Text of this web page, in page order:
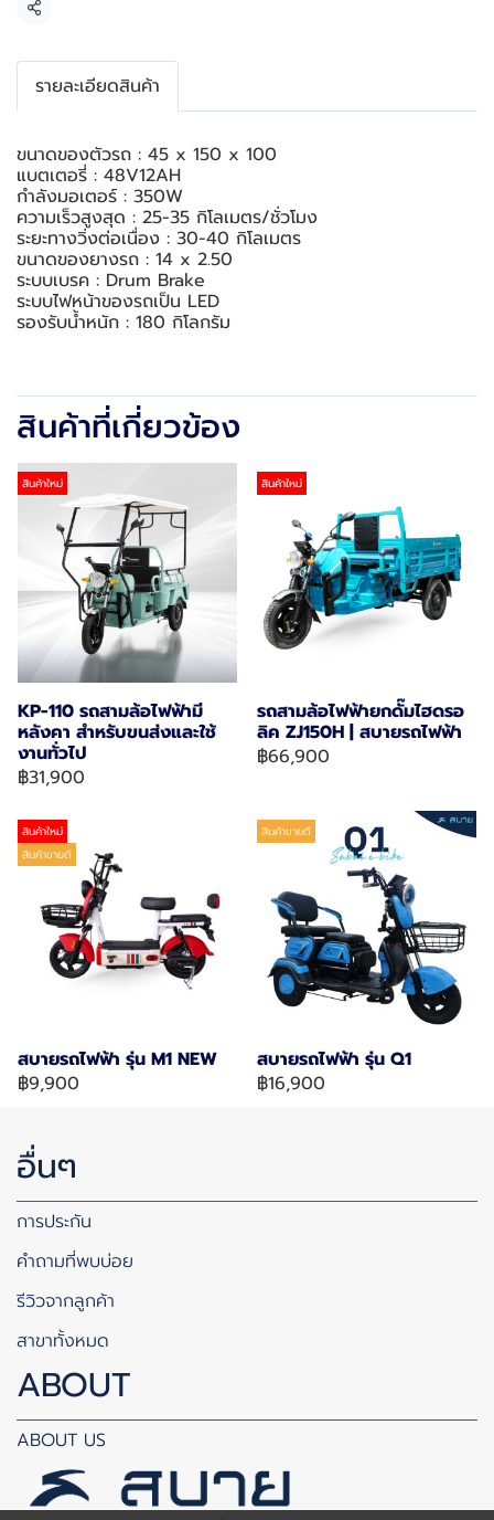
แชร์
รายละเอียดสินค้า
ขนาดของตัวรถ : 45 x 150 x 100
แบตเตอรี่ : 48V12AH
กำลังมอเตอร์ : 350W
ความเร็วสูงสุด : 25-35 กิโลเมตร/ชั่วโมง
ระยะทางวิ่งต่อเนื่อง : 30-40 กิโลเมตร
ขนาดของยางรถ : 14 x 2.50
ระบบเบรค : Drum Brake
ระบบไฟหน้าของรถเป็น LED
รองรับน้ำหนัก : 180 กิโลกรัม
สินค้าที่เกี่ยวข้อง
สินค้าใหม่
KP-110 รถสามล้อไฟฟ้ามี
หลังคา สำหรับขนส่งและใช้
งานทั่วไป
฿31,900
สินค้าใหม่
รถสามล้อไฟฟ้ายกดั๊มไฮดรอ
ลิค ZJ150H | สบายรถไฟฟ้า
฿66,900
สินค้าใหม่
สินค้าขายดี
สบายรถไฟฟ้า รุ่น M1 NEW
฿9,900
สินค้าขายดี
สบายรถไฟฟ้า รุ่น Q1
฿16,900
อื่นๆ
การประกัน
คำถามที่พบบ่อย
รีวิวจากลูกค้า
สาขาทั้งหมด
ABOUT
ABOUT US